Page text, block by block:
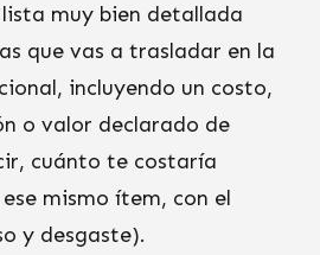
muy bien detallada
que vas a trasladar en la
incluyendo un costo,
o valor declarado de
cuánto te costaría
mismo ítem, con el
y desgaste).